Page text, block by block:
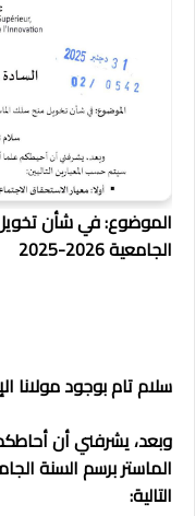
الموضوع: في شأن
الجامعية 2026-2025
سلام تام بوجود مولانا
وبعد، يشرفني أن
التالية: